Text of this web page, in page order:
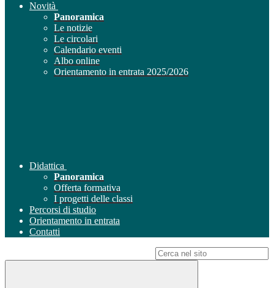
Novità
Panoramica
Le notizie
Le circolari
Calendario eventi
Albo online
Orientamento in entrata 2025/2026
Didattica
Panoramica
Offerta formativa
I progetti delle classi
Percorsi di studio
Orientamento in entrata
Contatti